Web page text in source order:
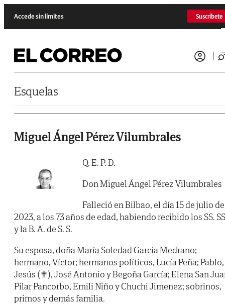
Accede sin límites Suscríbete
Esquelas
Miguel Ángel Pérez Vilumbrales
Q. E. P. D.
Don Miguel Ángel Pérez Vilumbrales
Falleció en Bilbao, el día 15 de julio de
2023, a los 73 años de edad, habiendo recibido los SS.
y la B. A. de S. S.
Su esposa, doña María Soledad García Medrano;
hermano, Víctor; hermanos políticos, Lucía Peña; Pablo,
Jesús (✟), José Antonio y Begoña García; Elena San
Pilar Pancorbo, Emili Niño y Chuchi Jimenez; sobrinos,
primos y demás familia.